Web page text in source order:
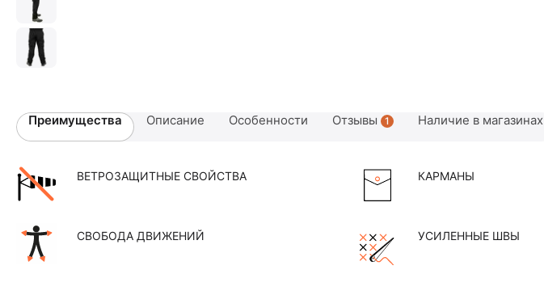
Преимущества Описание Особенности Отзывы 1 Наличие в магазинах
ВЕТРОЗАЩИТНЫЕ СВОЙСТВА КАРМАНЫ
СВОБОДА ДВИЖЕНИЙ УСИЛЕННЫЕ ШВЫ